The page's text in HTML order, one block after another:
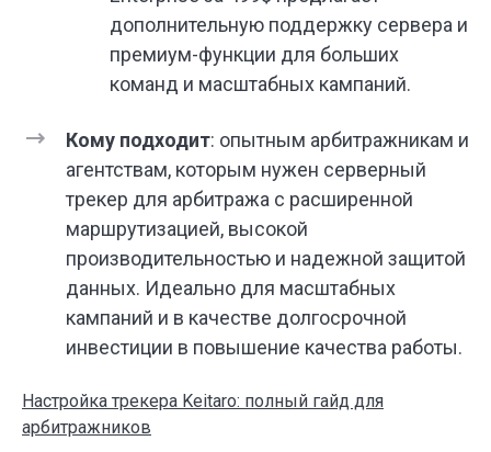
дополнительную поддержку сервера и
премиум-функции для больших
команд и масштабных кампаний.
Кому подходит: опытным арбитражникам и
агентствам, которым нужен серверный
трекер для арбитража с расширенной
маршрутизацией, высокой
производительностью и надежной защитой
данных. Идеально для масштабных
кампаний и в качестве долгосрочной
инвестиции в повышение качества работы.
Настройка трекера Keitaro: полный гайд для
арбитражников